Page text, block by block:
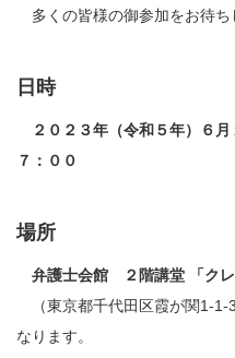
多くの皆様の御参加をお待ち
日時
２０２３年（令和５年）６
７：００
場所
弁護士会館 ２階講堂 「クレ
（東京都千代田区霞が関1-
なります。